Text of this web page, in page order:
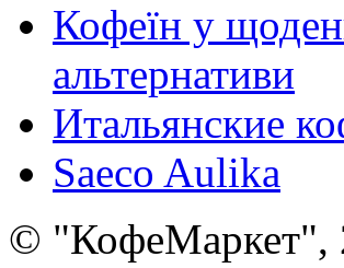
Кофеїн у
альтернативи
Итальянские
Saeco Aulika
© "КофеМаркет",